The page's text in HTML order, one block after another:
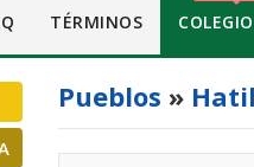
TÉRMINOS
Pueblos »